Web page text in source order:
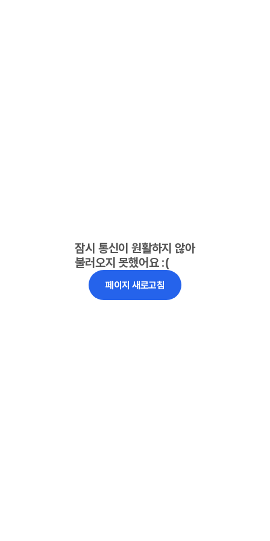
잠시 통신이 원활하지 않아
불러오지 못했어요 :(
페이지 새로고침